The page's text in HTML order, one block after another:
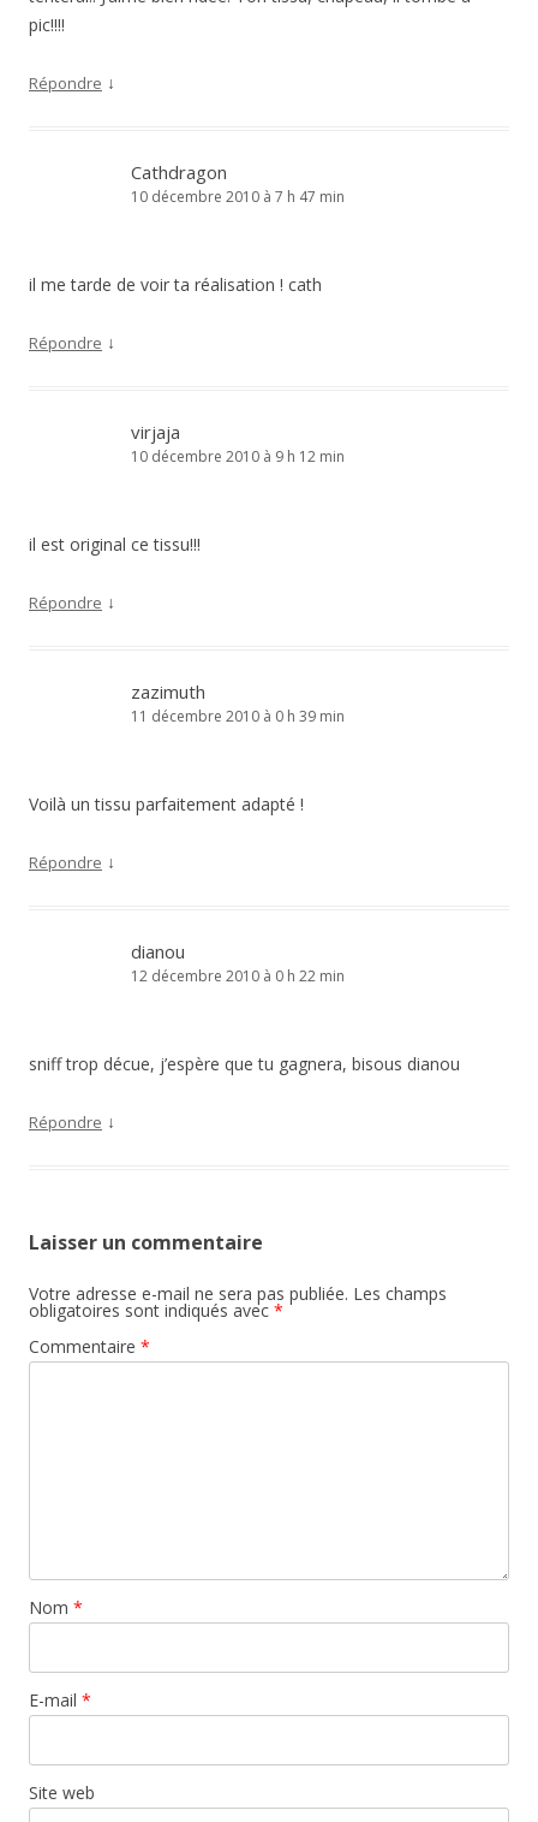
pic!!!!
Répondre ↓
Cathdragon
10 décembre 2010 à 7 h 47 min
il me tarde de voir ta réalisation ! cath
Répondre ↓
virjaja
10 décembre 2010 à 9 h 12 min
il est original ce tissu!!!
Répondre ↓
zazimuth
11 décembre 2010 à 0 h 39 min
Voilà un tissu parfaitement adapté !
Répondre ↓
dianou
12 décembre 2010 à 0 h 22 min
sniff trop décue, j’espère que tu gagnera, bisous dianou
Répondre ↓
Laisser un commentaire
Votre adresse e-mail ne sera pas publiée. Les champs
obligatoires sont indiqués avec *
Commentaire *
Nom *
E-mail *
Site web